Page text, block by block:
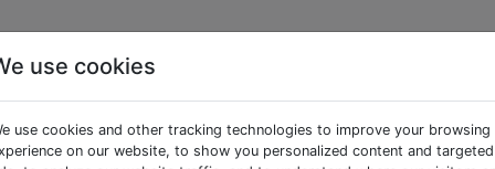
corrente può
use cookies
use cookies and other tracking technologies to improve your browsing
on our website, to show you personalized content and targeted